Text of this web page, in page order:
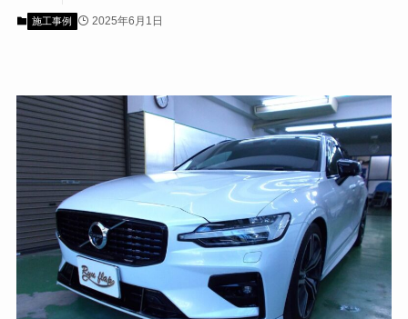
施工事例 2025年6月1日